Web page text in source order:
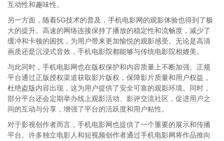
互动性和趣味性。
另一方面，随着5G技术的普及，手机电影网的观影体验也得到了极
大的提升。高速的网络连接保持了播放的稳定性和流畅度，减少了
缓冲和卡顿的困扰，为用户带来更加愉悦的观影感受。无论是高清
画质还是沉浸式音效，手机电影院都能够与传统电影院相媲美。
与此同时，手机电影网也在版权保护和内容质量上不断加强。正规
平台通过正版授权渠道获取影片版权，保障影片质量和用户权益，
杜绝盗版内容出现，这为用户提供了安全可靠的观影环境。同时，
部分平台还会定期举办线上观影活动、影评交流社区，促进用户之
间的互动与分享，增强了平台的活跃度和用户粘性。
对于影视创作者而言，手机电影网也提供了一个重要的展示和传播
平台。许多独立电影人和短视频创作者通过手机电影网将作品推向